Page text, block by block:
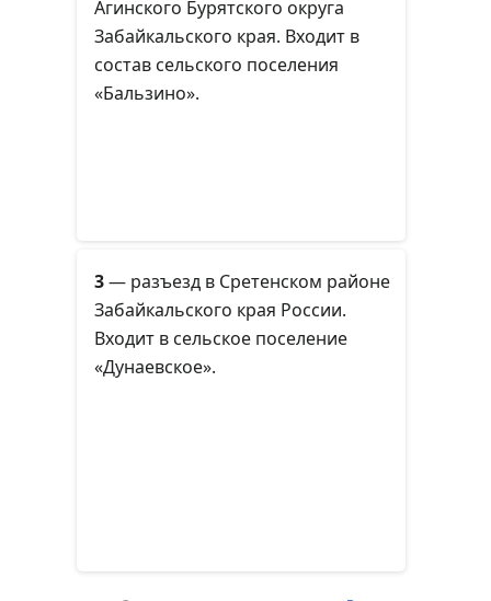
Агинского Бурятского округа
Забайкальского края. Входит в
состав сельского поселения
«Бальзино».
3— разъезд в Сретенском районе
Забайкальского края России.
Входит в сельское поселение
«Дунаевское».